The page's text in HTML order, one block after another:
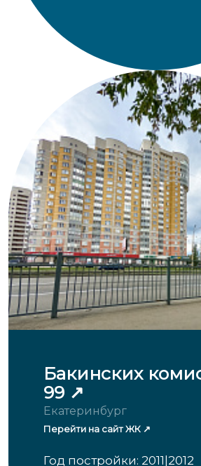
Бакинских
99
Екатеринбург
Перейти на сайт ЖК
Год постройки: 2011|2012